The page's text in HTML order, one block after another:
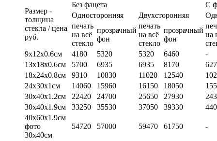
Размер -
толщина
стекла / цена
руб.
Без фацета
С
Односторонняя
Двухсторонняя
печать
на всё
стекло
прозрачный
фон
печать
на всё
стекло
прозрачный
фон
на
9х12х0.6см
4180 5320 5320 6460
-
13х18х0.6см
5700 6935 6935 8170
18х24х0.8см
9310 10830 11020 12540
24х30х1см
14060 15960 16150 18050
30х40х1.2см
22420 24700 25650 27930
30х40х1.9см
33250 35530 37050 39330
40х60х1.9см
фото
30х40см
54720 57000 59470 61750 -